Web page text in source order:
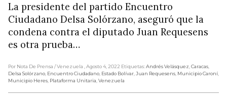
La presidente del partido Encuentro
Ciudadano Delsa Solórzano, aseguró que la
condena contra el diputado Juan Requesens
es otra prueba…
Por Nota De Prensa / Venezuela , Agosto 4, 2022 Etiquetas:Andrés Velásquez,Caracas,
Delsa Solórzano, Encuentro Ciudadano, Estado Bolívar,Juan Requesens, Municipio Caroní,
Municipio Heres, Plataforma Unitaria,Venezuela